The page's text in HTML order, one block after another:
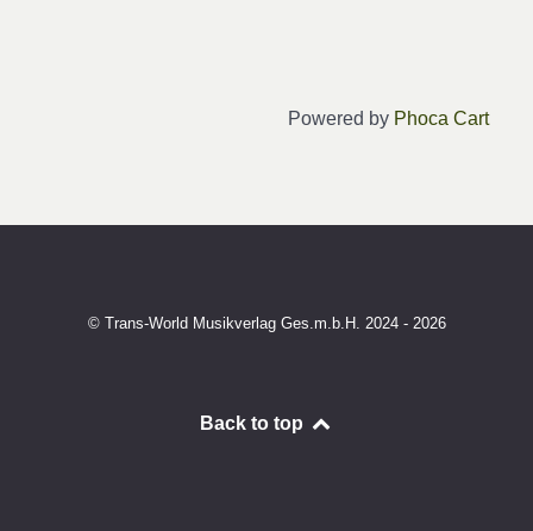
Powered by Phoca Cart
© Trans-World Musikverlag Ges.m.b.H. 2024 - 2026
Back to top